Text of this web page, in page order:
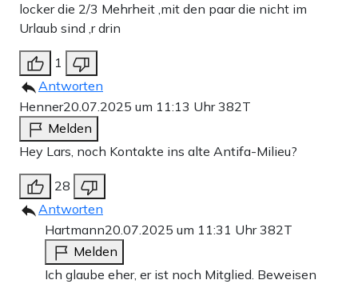
locker die 2/3 Mehrheit ,mit den paar die nicht im
Urlaub sind ,r drin
1
Antworten
Henner20.07.2025 um 11:13 Uhr382T
Melden
Hey Lars, noch Kontakte ins alte Antifa-Milieu?
28
Antworten
Hartmann20.07.2025 um 11:31 Uhr382T
Melden
Ich glaube eher, er ist noch Mitglied. Beweisen